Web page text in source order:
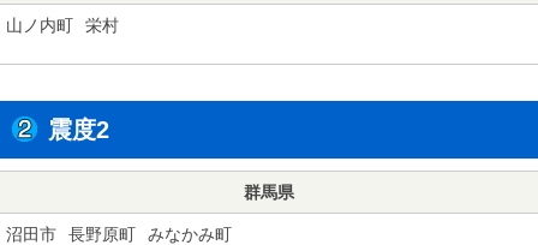
山ノ内町 栄村
震度2
群馬県
沼田市 長野原町 みなかみ町